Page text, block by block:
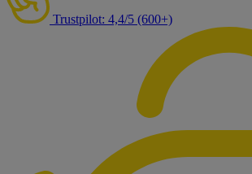
Trustpilot: 4,4/5 (600+)